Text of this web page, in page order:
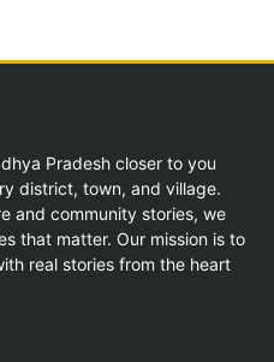
Pradesh closer to you
district, town, and village.
and community stories, we
that matter. Our mission is to
real stories from the heart